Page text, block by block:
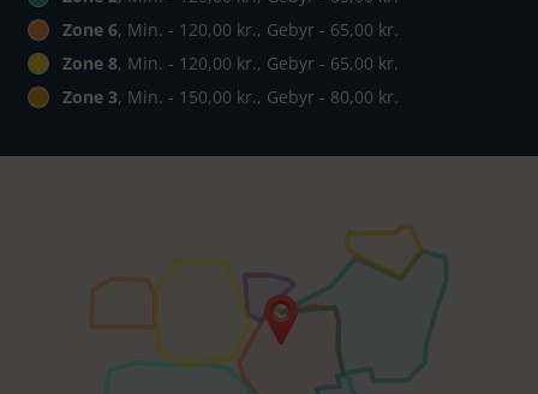
Zone 6, Min. - 120,00 kr., Gebyr - 65,00 kr.
Zone 8, Min. - 120,00 kr., Gebyr - 65,00 kr.
Zone 3, Min. - 150,00 kr., Gebyr - 80,00 kr.